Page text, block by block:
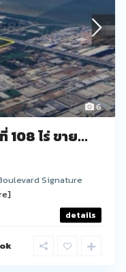
6
ไร่ ขาย...
Signature
details